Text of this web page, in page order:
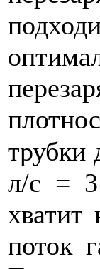
трубки
л/с =
хватит
поток